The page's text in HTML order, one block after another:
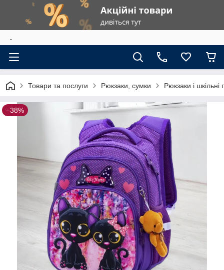
.
Товари та послуги Рюкзаки, сумки Рюкзаки і шкільні
–38%